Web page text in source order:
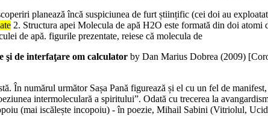
planează încă suspiciunea de furt științific (cei doi au
2. Structura apei Molecula de apă H2O este formată din doi
de apă. figurile prezentate, reiese că molecula de
şi de interfaţare om calculator by Dan Marius Dobrea (2009)
În numărul următor Sașa Pană figurează și el cu un fel de
intermoleculară a spiritului”. Odată cu trecerea la
(mai iscălește incopoiu) - în poezie, Mihail Sabini (Vitriolul,